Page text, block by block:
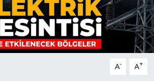
A- A+